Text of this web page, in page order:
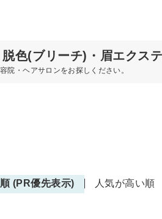
色(ブリーチ)・眉エクス
院・ヘアサロンをお探しください。
(PR優先表示) 人気が高い順